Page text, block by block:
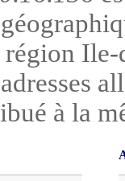
région
à la